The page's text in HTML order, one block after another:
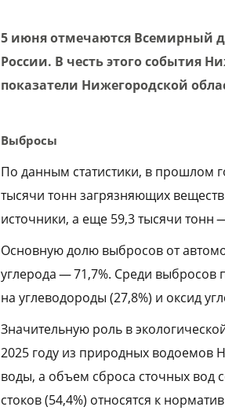
5 июня отмечаются Всемирный
России. В честь этого события
показатели Нижегородской
Выбросы
По данным статистики, в прошлом
тысячи тонн загрязняющих
источники, а еще 59,3 тысячи тонн
Основную долю выбросов от
углерода — 71,7%. Среди
на углеводороды (27,8%) и оксид
Значительную роль в
2025 году из природных водоемов
воды, а объем сброса сточных вод
стоков (54,4%) относятся к